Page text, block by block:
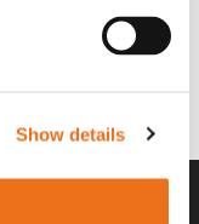
Show details